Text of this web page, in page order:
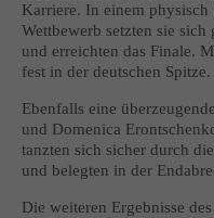
Karriere. In einem
Wettbewerb setzten sie
und erreichten das Finale.
fest in der deutschen Spitze.
Ebenfalls eine
und Domenica
tanzten sich sicher durch
und belegten in der
Die weiteren Ergebnisse